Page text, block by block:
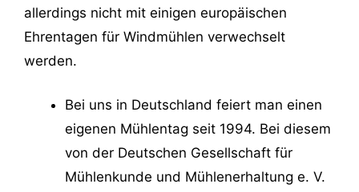
allerdings nicht mit einigen europäischen
Ehrentagen für Windmühlen verwechselt
werden.
Bei uns in Deutschland feiert man einen
eigenen Mühlentag seit 1994. Bei diesem
von der Deutschen Gesellschaft für
Mühlenkunde und Mühlenerhaltung e. V.